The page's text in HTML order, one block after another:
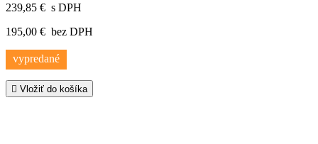
239,85 € s DPH
195,00 € bez DPH
vypredané
 Vložiť do košíka